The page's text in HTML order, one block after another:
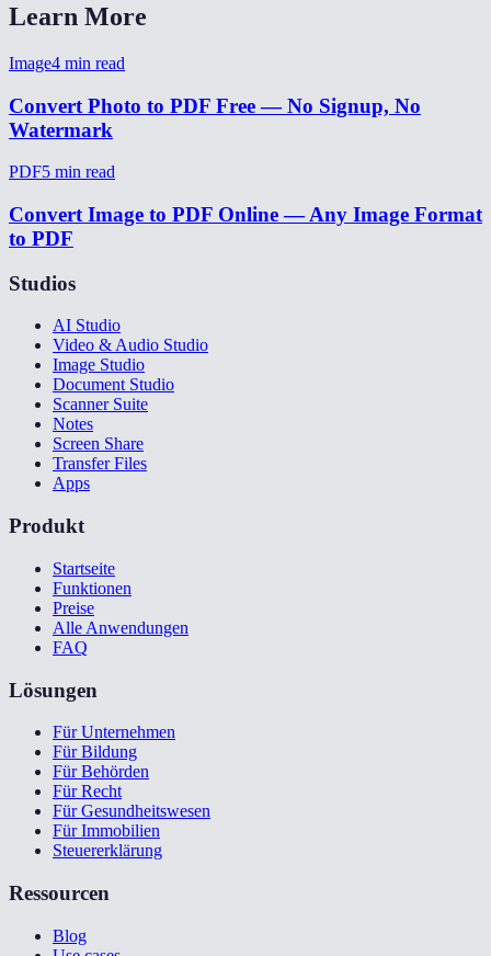
Learn More
Image4 min read
Convert Photo to PDF Free — No Signup, No
Watermark
PDF5 min read
Convert Image to PDF Online — Any Image Format
to PDF
Studios
AI Studio
Video & Audio Studio
Image Studio
Document Studio
Scanner Suite
Notes
Screen Share
Transfer Files
Apps
Produkt
Startseite
Funktionen
Preise
Alle Anwendungen
FAQ
Lösungen
Für Unternehmen
Für Bildung
Für Behörden
Für Recht
Für Gesundheitswesen
Für Immobilien
Steuererklärung
Ressourcen
Blog